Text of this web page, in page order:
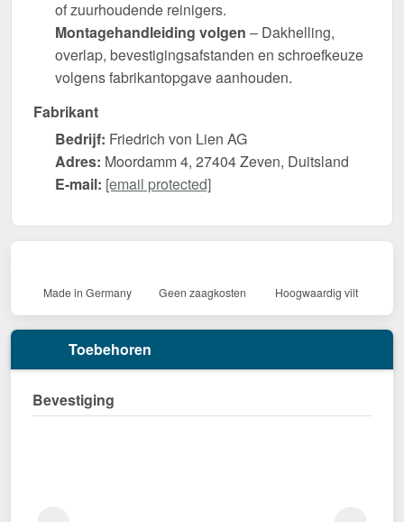
of zuurhoudende reinigers.
Montagehandleiding volgen – Dakhelling,
overlap, bevestigingsafstanden en schroefkeuze
volgens fabrikantopgave aanhouden.
Fabrikant
Bedrijf: Friedrich von Lien AG
Adres: Moordamm 4, 27404 Zeven, Duitsland
E-mail: [email protected]
Made in Germany Geen zaagkosten Hoogwaardig vilt
Toebehoren
Bevestiging